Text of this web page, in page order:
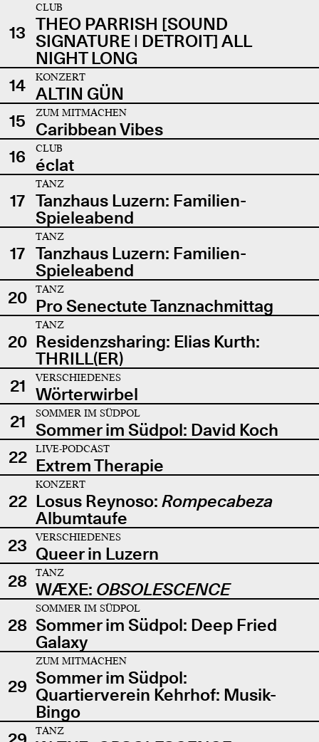
13
CLUB
THEO PARRISH [SOUND
SIGNATURE | DETROIT] ALL
NIGHT LONG
14
KONZERT
ALTIN GÜN
15
ZUM MITMACHEN
Caribbean Vibes
16
CLUB
éclat
17
TANZ
Tanzhaus Luzern: Familien-
Spieleabend
17
TANZ
Tanzhaus Luzern: Familien-
Spieleabend
20
TANZ
Pro Senectute Tanznachmittag
20
TANZ
Residenzsharing: Elias Kurth:
THRILL(ER)
21
VERSCHIEDENES
Wörterwirbel
21
SOMMER IM SÜDPOL
Sommer im Südpol: David Koch
22
LIVE-PODCAST
Extrem Therapie
22
KONZERT
Losus Reynoso: Rompecabeza
Albumtaufe
23
VERSCHIEDENES
Queer in Luzern
28
TANZ
WÆXE: OBSOLESCENCE
28
SOMMER IM SÜDPOL
Sommer im Südpol: Deep Fried
Galaxy
29
ZUM MITMACHEN
Sommer im Südpol:
Quartierverein Kehrhof: Musik-
Bingo
TANZ